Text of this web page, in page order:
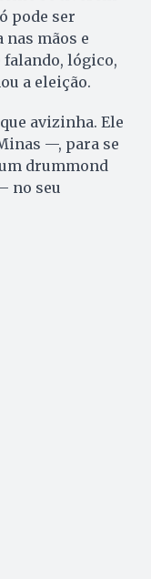
pode ser
mãos e
falando, lógico,
a eleição.
avizinha. Ele
—, para se
drummond
no seu